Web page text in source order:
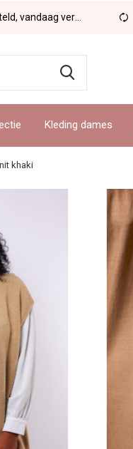
Kleding dames
verzonden!
khaki